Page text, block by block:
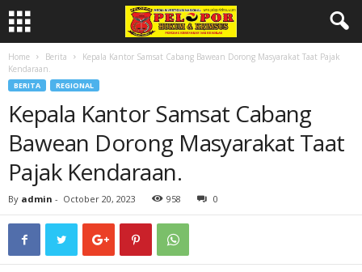
Home Berita
Kepala Kantor Samsat Cabang Bawean Dorong Masyarakat Taat Pajak
Kendaraan.
BERITA REGIONAL
Kepala Kantor Samsat Cabang
Bawean Dorong Masyarakat Taat
Pajak Kendaraan.
By admin - October 20, 2023 958 0